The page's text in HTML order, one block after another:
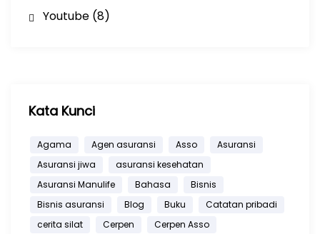
Youtube(8)
Kata Kunci
Agama Agen asuransi Asso
Asuransi
Asuransi jiwa
asuransi kesehatan
Asuransi Manulife
Bahasa
Bisnis
Bisnis asuransi
Blog Buku
Catatan pribadi
cerita silat
Cerpen
Cerpen Asso